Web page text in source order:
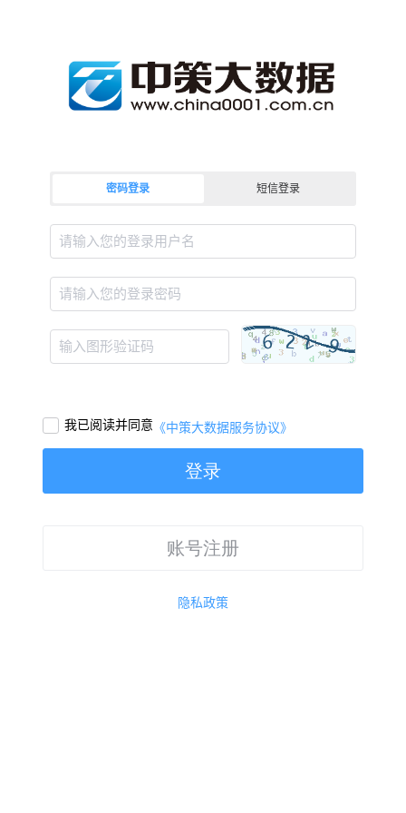
密码登录 短信登录
请输入您的登录用户名
请输入您的登录密码
输入图形验证码
我已阅读并同意 《中策大数据服务协议》
登录
账号注册
隐私政策